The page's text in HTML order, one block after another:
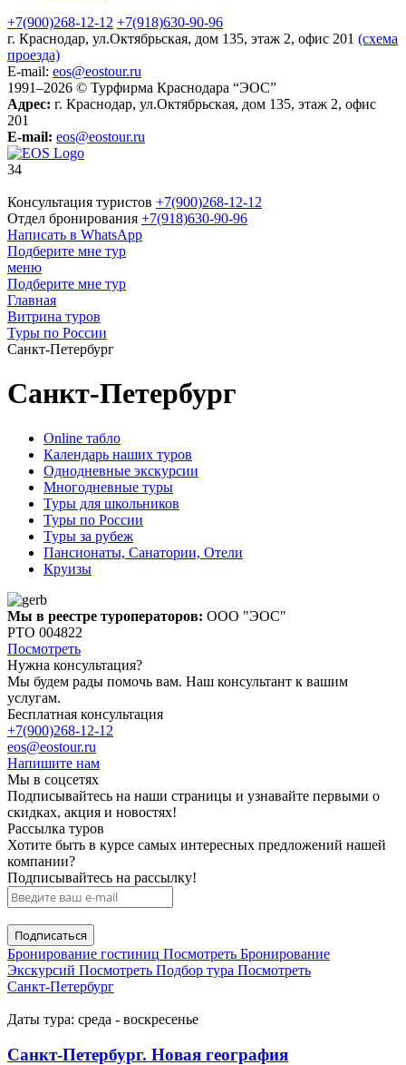
+7(900)268-12-12 +7(918)630-90-96
г. Краснодар, ул.Октябрьская, дом 135, этаж 2, офис 201 (схема
проезда)
E-mail: eos@eostour.ru
1991–2026 © Турфирма Краснодара “ЭОС”
Адрес: г. Краснодар, ул.Октябрьская, дом 135, этаж 2, офис
201
E-mail: eos@eostour.ru
34
Консультация туристов +7(900)268-12-12
Отдел бронирования +7(918)630-90-96
Написать в WhatsApp
Подберите мне тур
меню
Подберите мне тур
Главная
Витрина туров
Туры по России
Санкт-Петербург
Санкт-Петербург
Online табло
Календарь наших туров
Однодневные экскурсии
Многодневные туры
Туры для школьников
Туры по России
Туры за рубеж
Пансионаты, Санатории, Отели
Круизы
Мы в реестре туроператоров: ООО "ЭОС"
РТО 004822
Посмотреть
Нужна консультация?
Мы будем рады помочь вам. Наш консультант к вашим
услугам.
Бесплатная консультация
+7(900)268-12-12
eos@eostour.ru
Напишите нам
Мы в соцсетях
Подписывайтесь на наши страницы и узнавайте первыми о
скидках, акция и новостях!
Рассылка туров
Хотите быть в курсе самых интересных предложений нашей
компании?
Подписывайтесь на рассылку!
Бронирование гостиниц Посмотреть Бронирование
Экскурсий Посмотреть Подбор тура Посмотреть
Санкт-Петербург
Даты тура: среда - воскресенье
Санкт-Петербург. Новая география